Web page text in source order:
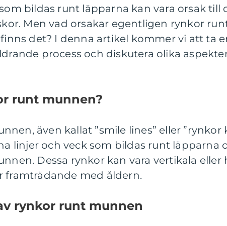
bildas runt läpparna kan vara orsak till
Men vad orsakar egentligen rynkor
det? I denna artikel kommer vi att ta
process och diskutera olika
runt munnen?
även kallat ”smile lines” eller ”rynkor
linjer och veck som bildas runt läpparna
Dessa rynkor kan vara vertikala eller
framträdande med åldern.
rynkor runt munnen